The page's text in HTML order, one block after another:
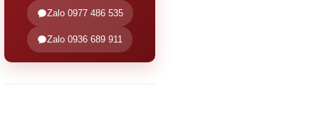
Zalo 0977 486 535
Zalo 0936 689 911